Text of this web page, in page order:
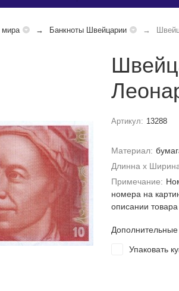
мира Банкноты Швейцарии
Артикул: 13288
Материал:
Длинна х
Примечание:
номера на
описании товара
Дополнительные
Упаковать